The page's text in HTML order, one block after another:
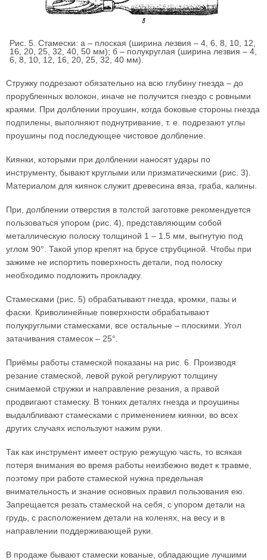
Рис. 5. Стамески: а – плоская (ширина лезвия – 4, 6, 8, 10, 12,
16, 20, 25, 32, 40, 50 мм); б – полукруглая (ширина лезвия – 4,
6, 8, 10, 12, 16, 20, 25, 32, 40 мм).
Стружку подрезают обязательно на всю глубину гнезда – до
прорубленных волокон, иначе не получится гнездо с ровными
краями. При долблении проушин, когда боковые стороны гнезда
подпилены, выполняют поднутривание, т. е. подрезают углы
проушины под последующее чистовое долбление.
Киянки, которыми при долблении наносят удары по
инструменту, бывают круглыми или призматическими (рис. 3).
Материалом для киянок служит древесина вяза, граба, калины.
При, долблении отверстия в толстой заготовке рекомендуется
пользоваться упором (рис. 4), представляющим собой
металлическую полоску толщиной 1 – 1.5 мм, выгнутую под
углом 90°. Такой упор крепят на брусе струбциной. Чтобы при
зажиме не испортить поверхность детали, под полоску
необходимо подложить прокладку.
Стамесками (рис. 5) обрабатывают гнезда, кромки, пазы и
фаски. Криволинейные поверхности обрабатывают
полукруглыми стамесками, все остальные – плоскими. Угол
затачивания стамесок – 25°.
Приёмы работы стамеской показаны на рис. 6. Производя
резание стамеской, левой рукой регулируют толщину
снимаемой стружки и направление резания, а правой
продвигают стамеску. В тонких деталях гнезда и проушины
выдалбливают стамесками с применением киянки, во всех
других случаях используют нажим руки.
Так как инструмент имеет острую режущую часть, то всякая
потеря внимания во время работы неизбежно ведет к травме,
поэтому при работе стамеской нужна предельная
внимательность и знание основных правил пользования ею.
Запрещается резать стамеской на себя, с упором детали на
грудь, с расположением детали на коленях, на весу и в
направлении поддерживающей руки.
В продаже бывают стамески кованые, обладающие лучшими